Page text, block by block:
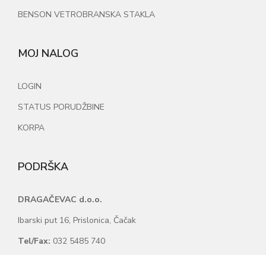
BENSON VETROBRANSKA STAKLA
MOJ NALOG
LOGIN
STATUS PORUDŽBINE
KORPA
PODRŠKA
DRAGAČEVAC d.o.o.
Ibarski put 16, Prislonica, Čačak
Tel/Fax: 032 5485 740